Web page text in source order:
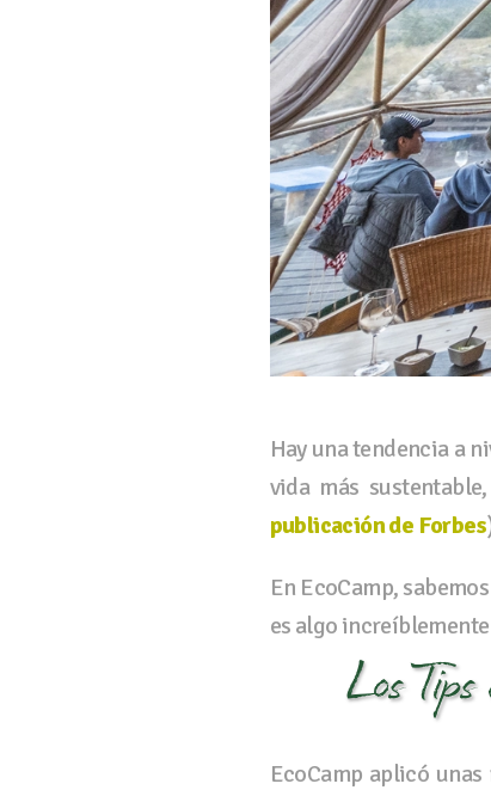
Hay una tendencia a
vida más
publicación de Forbes
En EcoCamp,
es algo
Los
EcoCamp aplicó